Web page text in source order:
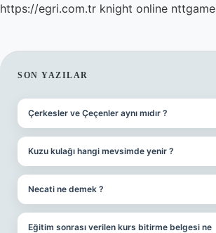
https://egri.com.tr knight online nttgame
SIDEBAR
SON YAZILAR
Çerkesler ve Çeçenler aynı mıdır ?
Kuzu kulağı hangi mevsimde yenir ?
Necati ne demek ?
Eğitim sonrası verilen kurs bitirme belgesi ne